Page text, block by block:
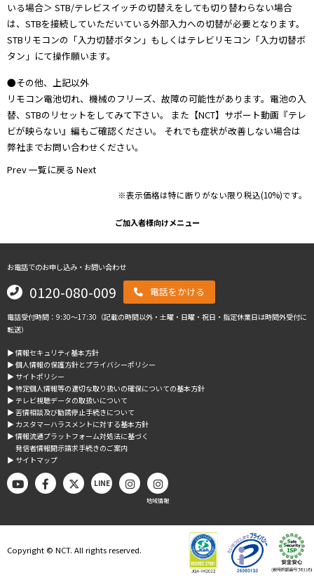
いる場合＞ STB/テレビスイッチの切替えをしても切り替わらない場合
は、STBを接続していただいている外部入力への切替が必要となります。
STBリモコンの「入力切替ボタン」もしくはテレビリモコン「入力切替ボ
タン」にて操作願います。
●その他、上記以外
リモコン電池切れ、機械のフリーズ、故障の可能性があります。電池の入
替、STBのリセットをしてみて下さい。 また 【NCT】サポート動画『テレ
ビが映らない』編もご確認ください。 それでも症状が改善しない場合は
弊社までお問い合わせください。
Prev一覧に戻る Next
※表示価格は特に断りがない限り税込(10%)です。
ご加入者様向けメニュー
お電話でのお申し込み・お問い合わせ
0120-080-009 電話をかける
電話受付時間：9:30～17:30（記載の時間以外・土曜・日曜・祝日・指定休業日は時間外受付に
転送）
▶︎ 情報セキュリティ基本方針
▶︎ 個人情報の保護方針とプライバシーポリシー
▶︎ サイトポリシー
▶︎ 特定個人情報等の適切な取り扱いの確保についての基本方針
▶︎ テレビ視聴データの取扱いについて
▶︎ 苦情相談及び勧誘停止手続きについて
▶︎ カスタマーハラスメントに対する基本方針
▶︎ 情報流通プラットフォーム対処法に基づく
発信者情報開示請求手続きのご案内
▶︎ サイトマップ
LINE
地域情報
Copyright © NCT. All rights reserved.